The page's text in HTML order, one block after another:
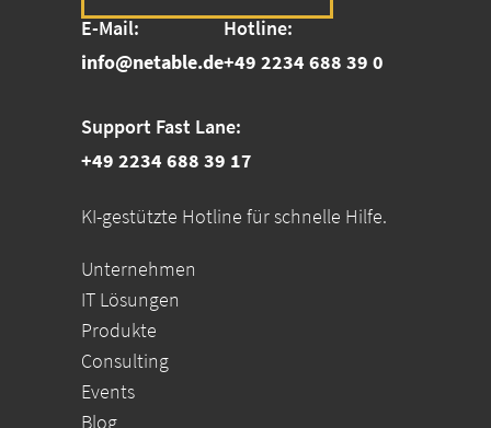
E-Mail:
info@netable.de
Hotline:
+49 2234 688 39 0
Support Fast Lane:
+49 2234 688 39 17
KI-gestützte Hotline für schnelle Hilfe.
Unternehmen
IT Lösungen
Produkte
Consulting
Events
Blog